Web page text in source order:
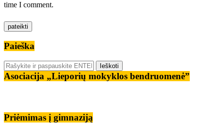
time I comment.
Paieška
Asociacija „Lieporių mokyklos bendruomenė”
Priėmimas į gimnaziją